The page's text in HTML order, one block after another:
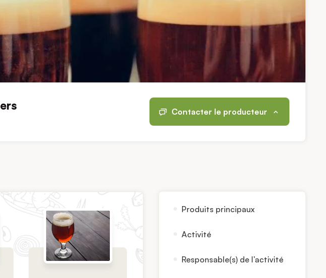
Contacter le producteur
Produits principaux
Activité
Responsable(s) de l’activité